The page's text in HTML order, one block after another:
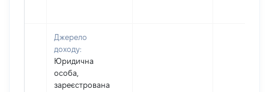
Джерело
доходу:
Юридична
особа,
зареєстрована